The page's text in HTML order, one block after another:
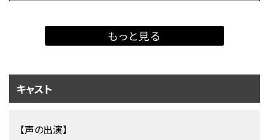
もっと見る
キャスト
【声の出演】